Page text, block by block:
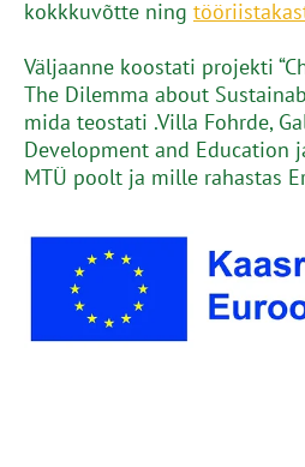
kokkkuvõtte ning
Väljaanne koostati projekti
The Dilemma about
mida teostati .Villa Fohrde,
Development and Education
MTÜ poolt ja mille rahastas